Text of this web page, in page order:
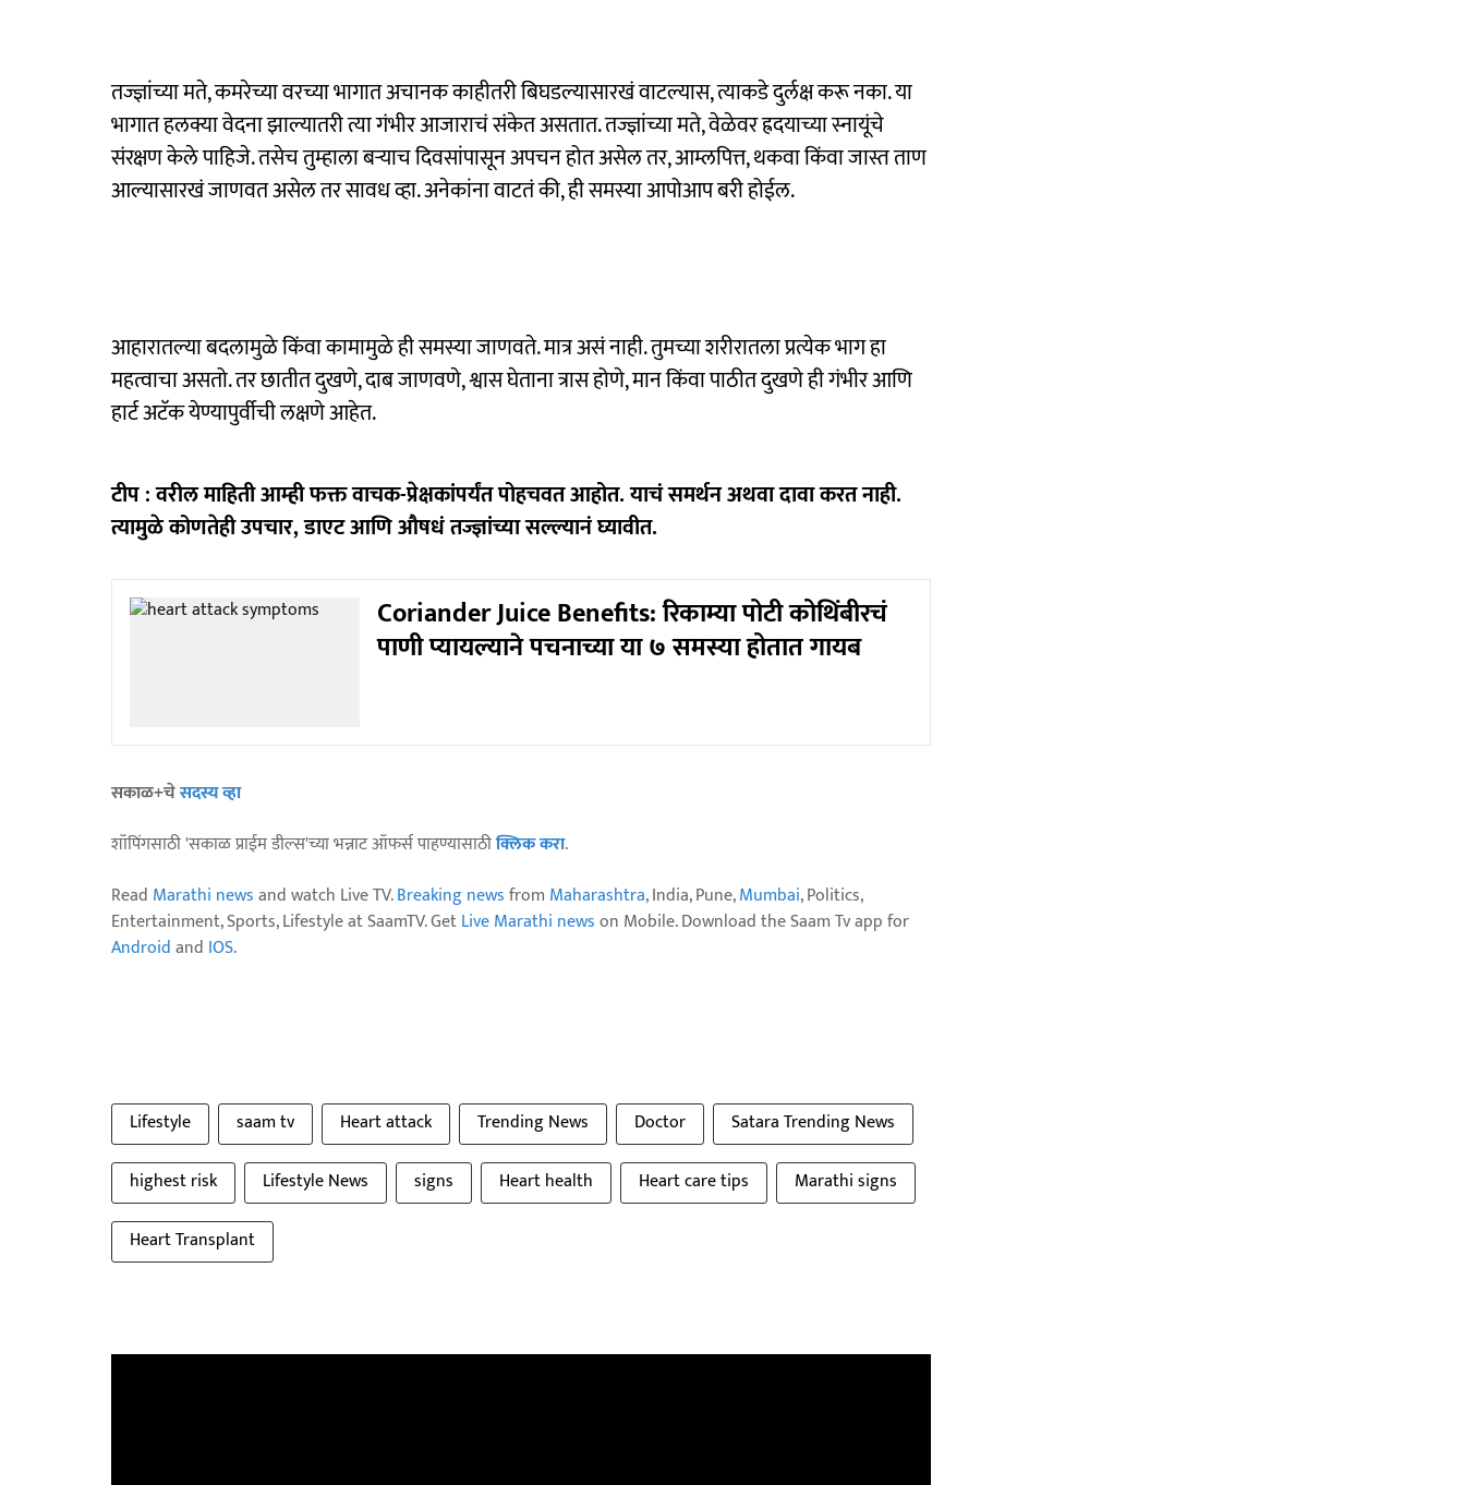
तज्ज्ञांच्या मते, कमरेच्या वरच्या भागात अचानक काहीतरी बिघडल्यासारखं वाटल्यास, त्याकडे दुर्लक्ष करू नका. या
भागात हलक्या वेदना झाल्यातरी त्या गंभीर आजाराचं संकेत असतात. तज्ज्ञांच्या मते, वेळेवर ह्रदयाच्या स्नायूंचे
संरक्षण केले पाहिजे. तसेच तुम्हाला बऱ्याच दिवसांपासून अपचन होत असेल तर, आम्लपित्त, थकवा किंवा जास्त ताण
आल्यासारखं जाणवत असेल तर सावध व्हा. अनेकांना वाटतं की, ही समस्या आपोआप बरी होईल.
आहारातल्या बदलामुळे किंवा कामामुळे ही समस्या जाणवते. मात्र असं नाही. तुमच्या शरीरातला प्रत्येक भाग हा
महत्वाचा असतो. तर छातीत दुखणे, दाब जाणवणे, श्वास घेताना त्रास होणे, मान किंवा पाठीत दुखणे ही गंभीर आणि
हार्ट अटॅक येण्यापुर्वीची लक्षणे आहेत.
टीप : वरील माहिती आम्ही फक्त वाचक-प्रेक्षकांपर्यंत पोहचवत आहोत. याचं समर्थन अथवा दावा करत नाही.
त्यामुळे कोणतेही उपचार, डाएट आणि औषधं तज्ज्ञांच्या सल्ल्यानं घ्यावीत.
Coriander Juice Benefits: रिकाम्या पोटी कोथिंबीरचं
पाणी प्यायल्याने पचनाच्या या ७ समस्या होतात गायब
सकाळ+चेसदस्य व्हा
शॉपिंगसाठी 'सकाळ प्राईम डील्स'च्या भन्नाट ऑफर्स पाहण्यासाठीक्लिक करा.
Read Marathi newsand watch Live TV.Breaking newsfrom Maharashtra, India, Pune,Mumbai, Politics,
Entertainment, Sports, Lifestyle at SaamTV. GetLive Marathi newson Mobile. Download the Saam Tv app for
Androidand IOS.
Lifestyle saam tv Heart attack Trending News Doctor
Satara Trending News
highest risk
Lifestyle News signs Heart health Heart care tips
Marathi signs
Heart Transplant